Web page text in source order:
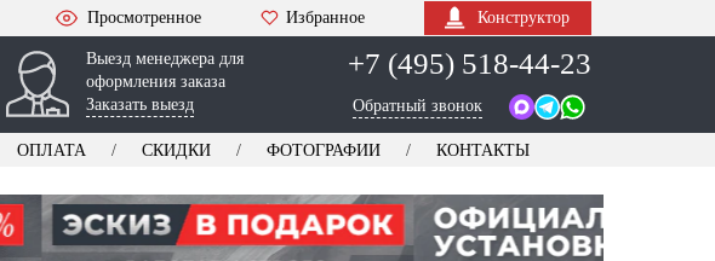
Просмотренное Избранное Конструктор
Выезд менеджера для
оформления заказа
Заказать выезд
+7 (495) 518-44-23
Обратный звонок
ОПЛАТА СКИДКИ ФОТОГРАФИИ КОНТАКТЫ